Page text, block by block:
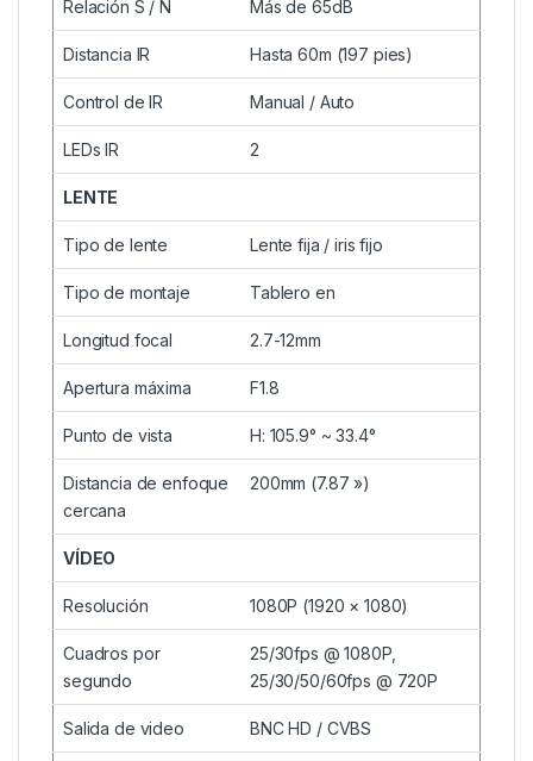
Relación S / N Más de 65dB
Distancia IR Hasta 60m (197 pies)
Control de IR Manual / Auto
LEDs IR 2
LENTE
Tipo de lente Lente fija / iris fijo
Tipo de montaje Tablero en
Longitud focal 2.7-12mm
Apertura máxima F1.8
Punto de vista H: 105.9° ~ 33.4°
Distancia de enfoque
cercana
200mm (7.87 »)
VÍDEO
Resolución 1080P (1920 × 1080)
Cuadros por
segundo
25/30fps @ 1080P,
25/30/50/60fps @ 720P
Salida de video BNC HD / CVBS